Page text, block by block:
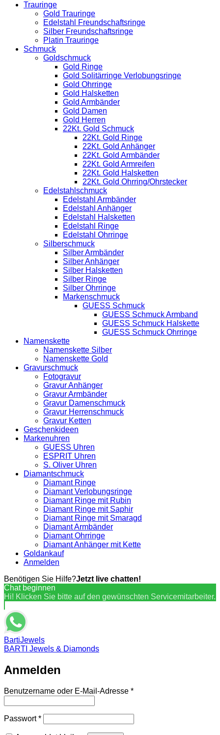
Trauringe
Gold Trauringe
Edelstahl Freundschaftsringe
Silber Freundschaftsringe
Platin Trauringe
Schmuck
Goldschmuck
Gold Ringe
Gold Solitärringe Verlobungsringe
Gold Ohrringe
Gold Halsketten
Gold Armbänder
Gold Damen
Gold Herren
22Kt. Gold Schmuck
22Kt. Gold Ringe
22Kt. Gold Anhänger
22Kt. Gold Armbänder
22Kt. Gold Armreifen
22Kt. Gold Halsketten
22Kt. Gold Ohrring/Ohrstecker
Edelstahlschmuck
Edelstahl Armbänder
Edelstahl Anhänger
Edelstahl Halsketten
Edelstahl Ringe
Edelstahl Ohrringe
Silberschmuck
Silber Armbänder
Silber Anhänger
Silber Halsketten
Silber Ringe
Silber Ohrringe
Markenschmuck
GUESS Schmuck
GUESS Schmuck Armband
GUESS Schmuck Halskette
GUESS Schmuck Ohrringe
Namenskette
Namenskette Silber
Namenskette Gold
Gravurschmuck
Fotogravur
Gravur Anhänger
Gravur Armbänder
Gravur Damenschmuck
Gravur Herrenschmuck
Gravur Ketten
Geschenkideen
Markenuhren
GUESS Uhren
ESPRIT Uhren
S. Oliver Uhren
Diamantschmuck
Diamant Ringe
Diamant Verlobungsringe
Diamant Ringe mit Rubin
Diamant Ringe mit Saphir
Diamant Ringe mit Smaragd
Diamant Armbänder
Diamant Ohrringe
Diamant Anhänger mit Kette
Goldankauf
Anmelden
Benötigen Sie Hilfe?Jetzt live chatten!
Chat beginnen
Hi! Klicken Sie bitte auf den gewünschten Servicemitarbeiter.
BartiJewels
BARTI Jewels & Diamonds
Anmelden
Benutzername oder E-Mail-Adresse *Erforderlich
Passwort*Erforderlich